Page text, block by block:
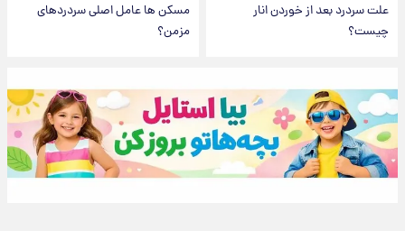
علت سردرد بعد از خوردن انار
چیست؟
مسکن ها عامل اصلی سردردهای
مزمن؟